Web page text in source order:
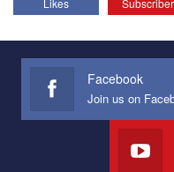
Facebook